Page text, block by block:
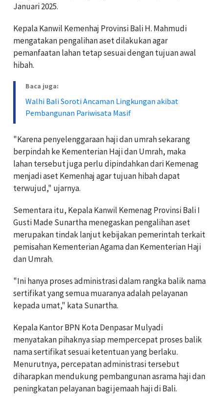
Januari 2025.
Kepala Kanwil Kemenhaj Provinsi Bali H. Mahmudi
mengatakan pengalihan aset dilakukan agar
pemanfaatan lahan tetap sesuai dengan tujuan awal
hibah.
Baca juga:
Walhi Bali Soroti Ancaman Lingkungan akibat
Pembangunan Pariwisata Masif
"Karena penyelenggaraan haji dan umrah sekarang
berpindah ke Kementerian Haji dan Umrah, maka
lahan tersebut juga perlu dipindahkan dari Kemenag
menjadi aset Kemenhaj agar tujuan hibah dapat
terwujud," ujarnya.
Sementara itu, Kepala Kanwil Kemenag Provinsi Bali I
Gusti Made Sunartha menegaskan pengalihan aset
merupakan tindak lanjut kebijakan pemerintah terkait
pemisahan Kementerian Agama dan Kementerian Haji
dan Umrah.
"Ini hanya proses administrasi dalam rangka balik nama
sertifikat yang semua muaranya adalah pelayanan
kepada umat," kata Sunartha.
Kepala Kantor BPN Kota Denpasar Mulyadi
menyatakan pihaknya siap mempercepat proses balik
nama sertifikat sesuai ketentuan yang berlaku.
Menurutnya, percepatan administrasi tersebut
diharapkan mendukung pembangunan asrama haji dan
peningkatan pelayanan bagi jemaah haji di Bali.